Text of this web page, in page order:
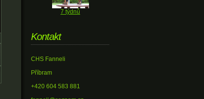
7 týdnů
Kontakt
CHS Fanneli
Příbram
+420 604 583 881